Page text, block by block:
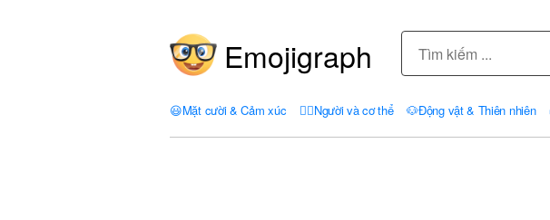
Emojigraph
😃Mặt cười & Cảm xúc 🤦‍♀️Người và cơ thể 🐶Động vật & Thiên nhiên